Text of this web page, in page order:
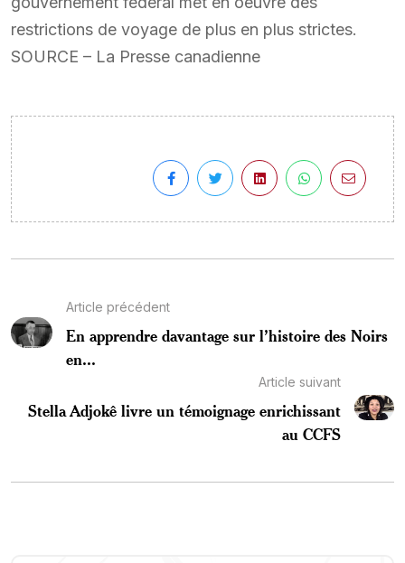
restrictions de voyage de plus en plus strictes.
SOURCE – La Presse canadienne
Article précédent
En apprendre davantage sur l’histoire des Noirs
en...
Article suivant
Stella Adjokê livre un témoignage enrichissant
au CCFS